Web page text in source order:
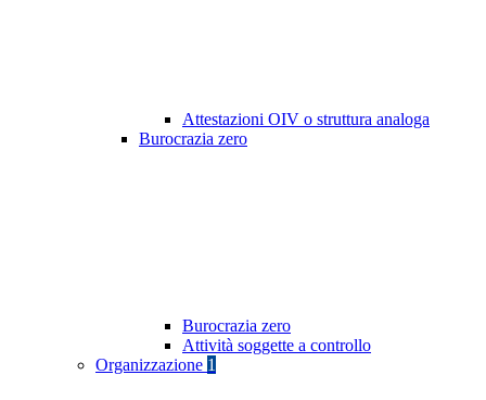
Attestazioni OIV o struttura analoga
Burocrazia zero
Burocrazia zero
Attività soggette a controllo
Organizzazione 1